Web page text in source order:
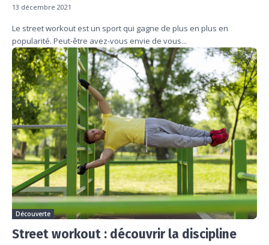
13 décembre 2021
Le street workout est un sport qui gagne de plus en plus en
popularité. Peut-être avez-vous envie de vous...
Découverte
Street workout : découvrir la discipline